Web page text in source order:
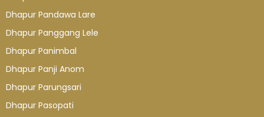
Dhapur Pandawa Lare
Dhapur Panggang Lele
Dhapur Panimbal
Dhapur Panji Anom
Dhapur Parungsari
Dhapur Pasopati